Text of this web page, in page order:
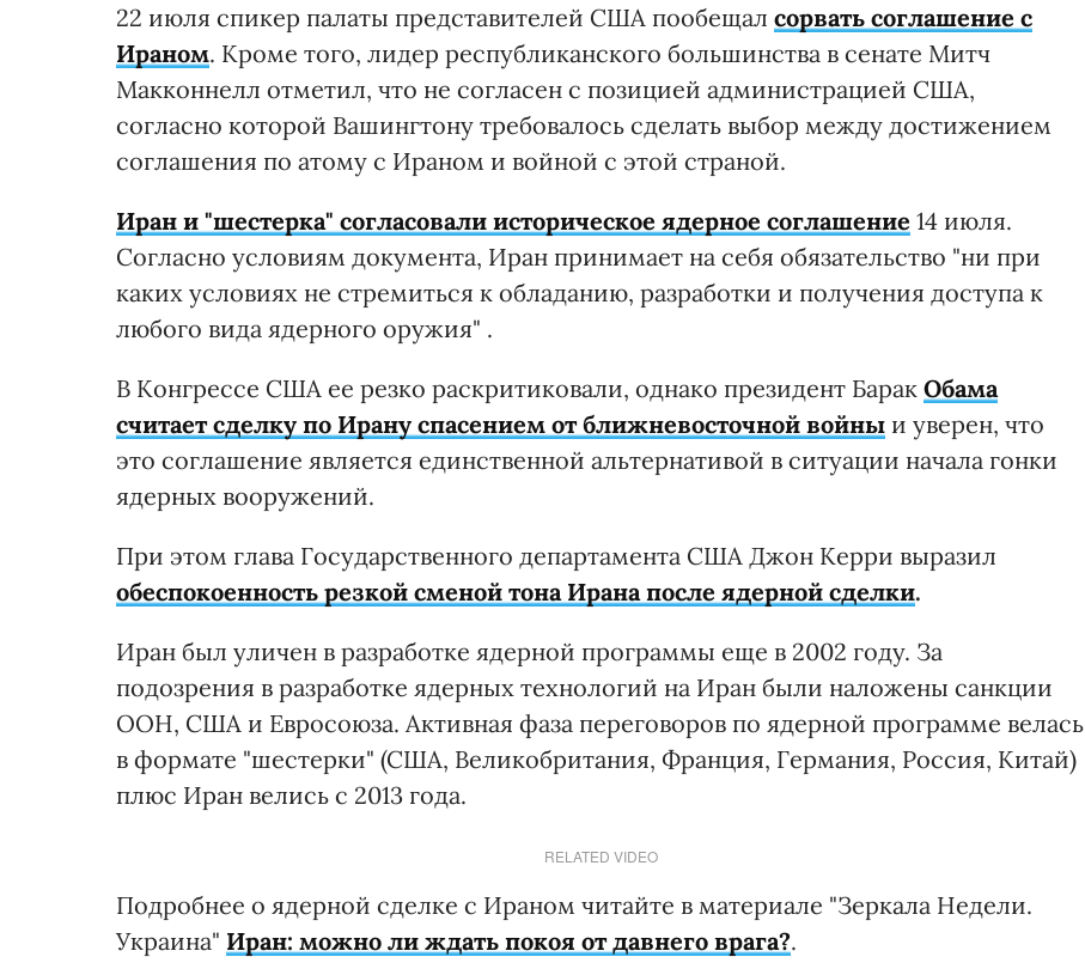
22 июля спикер палаты представителей США пообещал сорвать соглашение с
Ираном. Кроме того, лидер республиканского большинства в сенате Митч
Макконнелл отметил, что не согласен с позицией администрацией США,
согласно которой Вашингтону требовалось сделать выбор между достижением
соглашения по атому с Ираном и войной с этой страной.
Иран и "шестерка" согласовали историческое ядерное соглашение 14 июля.
Согласно условиям документа, Иран принимает на себя обязательство "ни при
каких условиях не стремиться к обладанию, разработки и получения доступа к
любого вида ядерного оружия" .
В Конгрессе США ее резко раскритиковали, однако президент Барак Обама
считает сделку по Ирану спасением от ближневосточной войны и уверен, что
это соглашение является единственной альтернативой в ситуации начала гонки
ядерных вооружений.
При этом глава Государственного департамента США Джон Керри выразил
обеспокоенность резкой сменой тона Ирана после ядерной сделки.
Иран был уличен в разработке ядерной программы еще в 2002 году. За
подозрения в разработке ядерных технологий на Иран были наложены санкции
ООН, США и Евросоюза. Активная фаза переговоров по ядерной программе велась
в формате "шестерки" (США, Великобритания, Франция, Германия, Россия, Китай)
плюс Иран велись с 2013 года.
RELATED VIDEO
Подробнее о ядерной сделке с Ираном читайте в материале "Зеркала Недели.
Украина" Иран: можно ли ждать покоя от давнего врага?.